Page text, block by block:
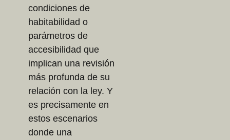
condiciones de
habitabilidad o
parámetros de
accesibilidad que
implican una revisión
más profunda de su
relación con la ley. Y
es precisamente en
estos escenarios
donde una